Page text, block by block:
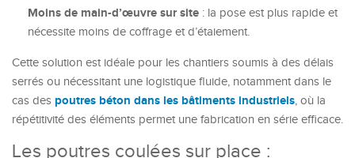
Moins de main-d’œuvre sur site : la pose est plus rapide et
nécessite moins de coffrage et d’étaiement.
Cette solution est idéale pour les chantiers soumis à des délais
serrés ou nécessitant une logistique fluide, notamment dans le
cas des poutres béton dans les bâtiments industriels, où la
répétitivité des éléments permet une fabrication en série efficace.
Les poutres coulées sur place :